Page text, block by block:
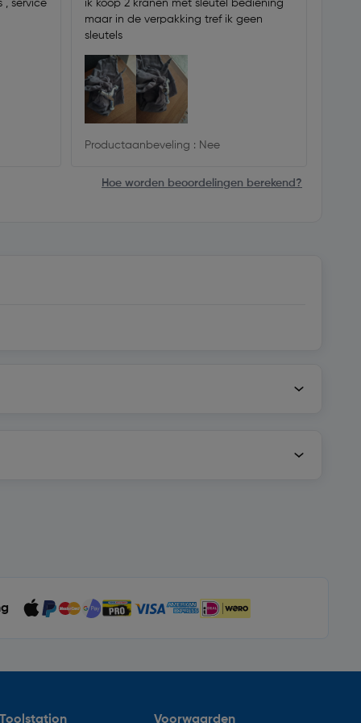
, service
ik koop 2 kranen met sleutel bediening
maar in de verpakking tref ik geen
sleutels
Productaanbeveling : Nee
Hoe worden beoordelingen berekend?
Voorwaarden